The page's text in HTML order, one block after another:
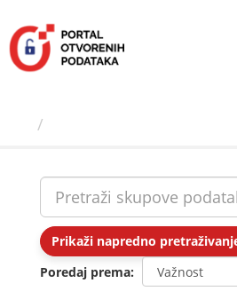
sadržaj
Prikaži napredno
Poredaj prema